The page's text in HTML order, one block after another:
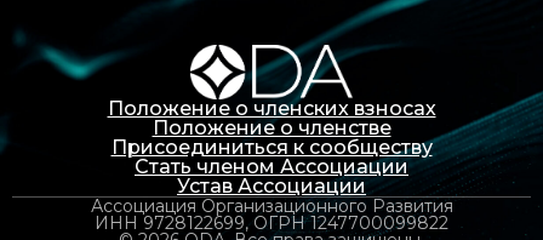
Положение о членских взносах
Положение о членстве
Присоединиться к сообществу
Стать членом Ассоциации
Устав Ассоциации
Ассоциация Организационного Развития
ИНН 9728122699, ОГРН 1247700099822